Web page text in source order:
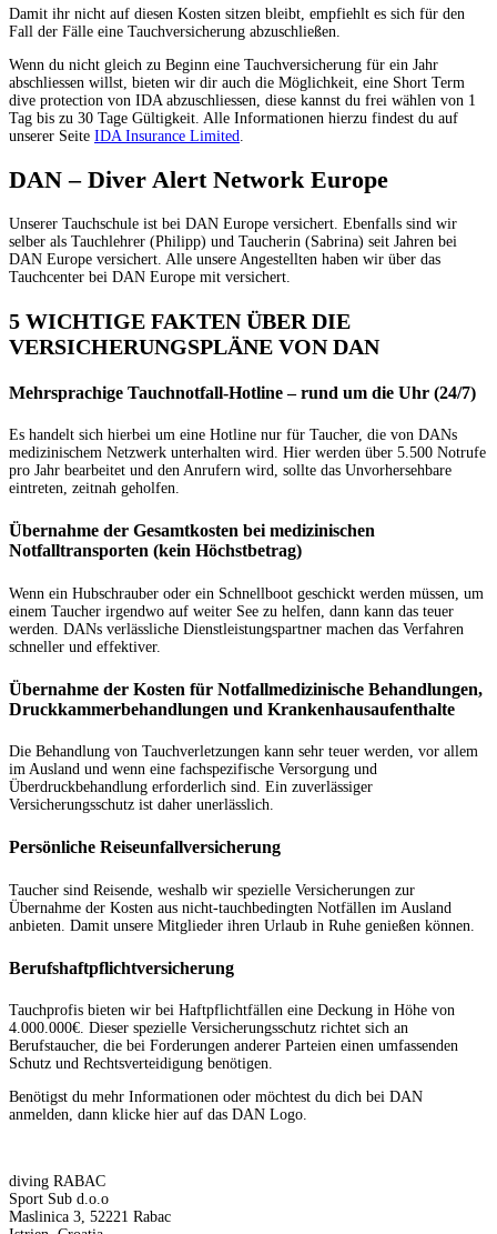
Damit ihr nicht auf diesen Kosten sitzen bleibt, empfiehlt es sich für den
Fall der Fälle eine Tauchversicherung abzuschließen.
Wenn du nicht gleich zu Beginn eine Tauchversicherung für ein Jahr
abschliessen willst, bieten wir dir auch die Möglichkeit, eine Short Term
dive protection von IDA abzuschliessen, diese kannst du frei wählen von 1
Tag bis zu 30 Tage Gültigkeit. Alle Informationen hierzu findest du auf
unserer Seite IDA Insurance Limited.
DAN – Diver Alert Network Europe
Unserer Tauchschule ist bei DAN Europe versichert. Ebenfalls sind wir
selber als Tauchlehrer (Philipp) und Taucherin (Sabrina) seit Jahren bei
DAN Europe versichert. Alle unsere Angestellten haben wir über das
Tauchcenter bei DAN Europe mit versichert.
5 WICHTIGE FAKTEN ÜBER DIE
VERSICHERUNGSPLÄNE VON DAN
Mehrsprachige Tauchnotfall-Hotline – rund um die Uhr (24/7)
Es handelt sich hierbei um eine Hotline nur für Taucher, die von DANs
medizinischem Netzwerk unterhalten wird. Hier werden über 5.500 Notrufe
pro Jahr bearbeitet und den Anrufern wird, sollte das Unvorhersehbare
eintreten, zeitnah geholfen.
Übernahme der Gesamtkosten bei medizinischen
Notfalltransporten (kein Höchstbetrag)
Wenn ein Hubschrauber oder ein Schnellboot geschickt werden müssen, um
einem Taucher irgendwo auf weiter See zu helfen, dann kann das teuer
werden. DANs verlässliche Dienstleistungspartner machen das Verfahren
schneller und effektiver.
Übernahme der Kosten für Notfallmedizinische Behandlungen,
Druckkammerbehandlungen und Krankenhausaufenthalte
Die Behandlung von Tauchverletzungen kann sehr teuer werden, vor allem
im Ausland und wenn eine fachspezifische Versorgung und
Überdruckbehandlung erforderlich sind. Ein zuverlässiger
Versicherungsschutz ist daher unerlässlich.
Persönliche Reiseunfallversicherung
Taucher sind Reisende, weshalb wir spezielle Versicherungen zur
Übernahme der Kosten aus nicht-tauchbedingten Notfällen im Ausland
anbieten. Damit unsere Mitglieder ihren Urlaub in Ruhe genießen können.
Berufshaftpflichtversicherung
Tauchprofis bieten wir bei Haftpflichtfällen eine Deckung in Höhe von
4.000.000€. Dieser spezielle Versicherungsschutz richtet sich an
Berufstaucher, die bei Forderungen anderer Parteien einen umfassenden
Schutz und Rechtsverteidigung benötigen.
Benötigst du mehr Informationen oder möchtest du dich bei DAN
anmelden, dann klicke hier auf das DAN Logo.
diving RABAC
Sport Sub d.o.o
Maslinica 3, 52221 Rabac